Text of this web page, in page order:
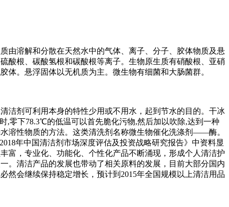
由溶解和分散在天然水中的气体、离子、分子、胶体物质及悬
酸根、碳酸氢根和碳酸根等离子。生物原生质有硝酸根、亚硝
。悬浮固体以无机质为主。微生物有细菌和大肠菌群。
洁剂可利用本身的特性少用或不用水，起到节水的目的。干冰
,零下78.3℃的低温可以首先脆化污物,然后加以吹除,达到一种
溶性物质的方法。这类清洗剂名称微生物催化洗涤剂——酶。
年中国清洁剂市场深度评估及投资战略研究报告》中资料显
富，专业化、功能化、个性化产品不断涌现，形成个人清洁护
。清洁产品的发展也带动了相关原料的发展，目前大部分国内
然会继续保持稳定增长，预计到2015年全国规模以上清洁用品